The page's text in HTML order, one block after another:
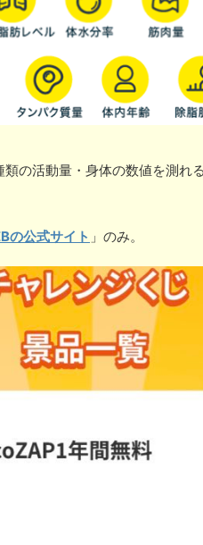
の活動量・身体の数値を測れ
の公式サイト 」のみ。